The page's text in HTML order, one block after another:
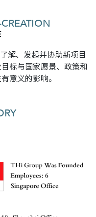
解、发起并协助新项目
标与国家愿景、政策和
意义的影响。